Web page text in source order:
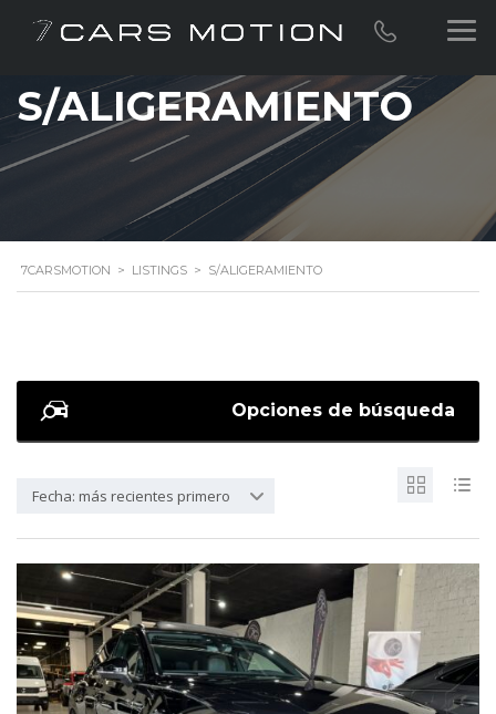
S/ALIGERAMIENTO
7CARSMOTION > LISTINGS > S/ALIGERAMIENTO
Opciones de búsqueda
Fecha: más recientes primero